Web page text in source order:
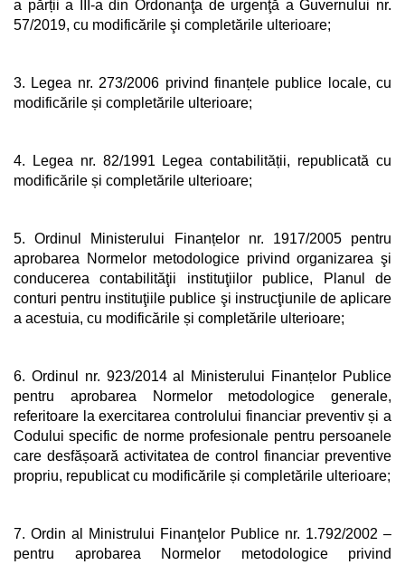
a părții a III-a din Ordonanţa de urgenţă a Guvernului nr.
57/2019, cu modificările şi completările ulterioare;
3. Legea nr. 273/2006 privind finanțele publice locale, cu
modificările și completările ulterioare;
4. Legea nr. 82/1991 Legea contabilității, republicată cu
modificările și completările ulterioare;
5. Ordinul Ministerului Finanțelor nr. 1917/2005 pentru
aprobarea Normelor metodologice privind organizarea şi
conducerea contabilităţii instituţiilor publice, Planul de
conturi pentru instituţiile publice şi instrucţiunile de aplicare
a acestuia, cu modificările și completările ulterioare;
6. Ordinul nr. 923/2014 al Ministerului Finanțelor Publice
pentru aprobarea Normelor metodologice generale,
referitoare la exercitarea controlului financiar preventiv și a
Codului specific de norme profesionale pentru persoanele
care desfășoară activitatea de control financiar preventive
propriu, republicat cu modificările și completările ulterioare;
7. Ordin al Ministrului Finanţelor Publice nr. 1.792/2002 –
pentru aprobarea Normelor metodologice privind